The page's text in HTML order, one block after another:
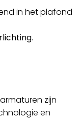
in het plafond
.
zijn
en